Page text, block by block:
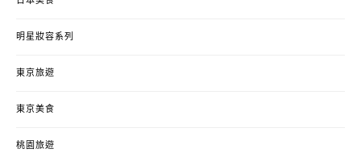
明星妝容系列
東京旅遊
東京美食
桃園旅遊